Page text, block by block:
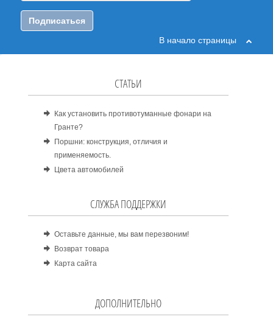
Подписаться
В начало страницы
СТАТЬИ
Как установить противотуманные фонари на
Гранте?
Поршни: конструкция, отличия и
применяемость.
Цвета автомобилей
СЛУЖБА ПОДДЕРЖКИ
Оставьте данные, мы вам перезвоним!
Возврат товара
Карта сайта
ДОПОЛНИТЕЛЬНО